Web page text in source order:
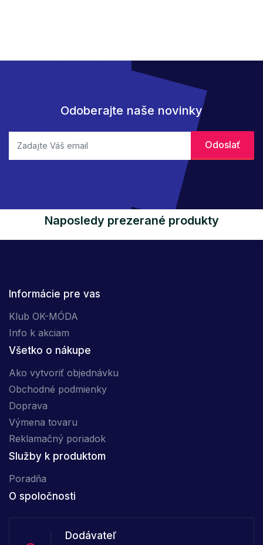
Odoberajte naše novinky
Naposledy prezerané produkty
Informácie pre vas
Klub OK-MÓDA
Info k akciam
Všetko o nákupe
Ako vytvoriť objednávku
Obchodné podmienky
Doprava
Výmena tovaru
Reklamačný poriadok
Služby k produktom
Poradňa
O spoločnosti
Dodávateľ